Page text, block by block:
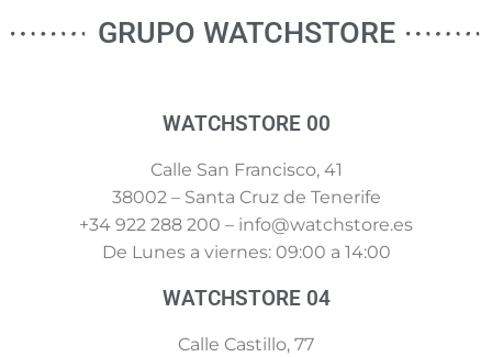
GRUPO WATCHSTORE
WATCHSTORE 00
Calle San Francisco, 41
38002 – Santa Cruz de Tenerife
+34 922 288 200 – info@watchstore.es
De Lunes a viernes: 09:00 a 14:00
WATCHSTORE 04
Calle Castillo, 77